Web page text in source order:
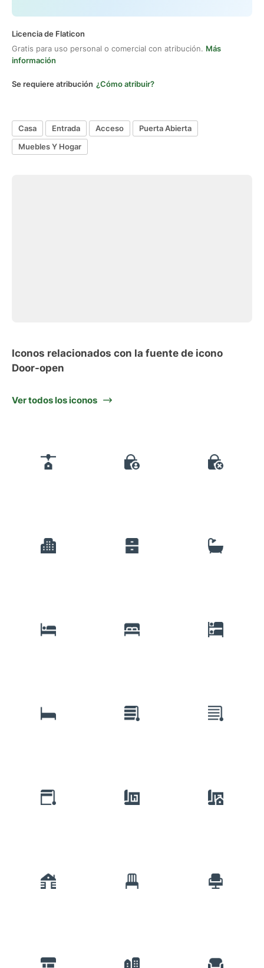
Licencia de Flaticon
Gratis para uso personal o comercial con atribución. Más
información
Se requiere atribución ¿Cómo atribuir?
Casa Entrada Acceso
Puerta Abierta
Muebles Y Hogar
Iconos relacionados con la fuente de icono
Door-open
Ver todos los iconos